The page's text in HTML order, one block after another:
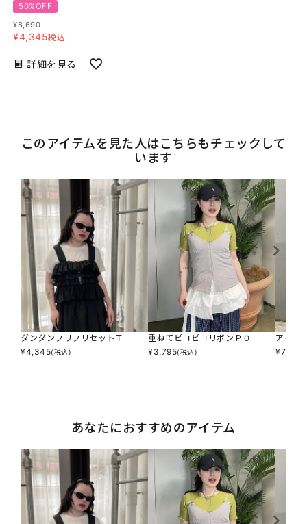
50%OFF
¥8,690
¥4,345税込
詳細を見る
このアイテムを見た人はこちらもチェックして
います
ダンダンフリフリセットＴ
¥4,345(税込)
重ねてピコピコリボンＰＯ
¥3,795(税込)
アゲサ
¥7,590
あなたにおすすめのアイテム